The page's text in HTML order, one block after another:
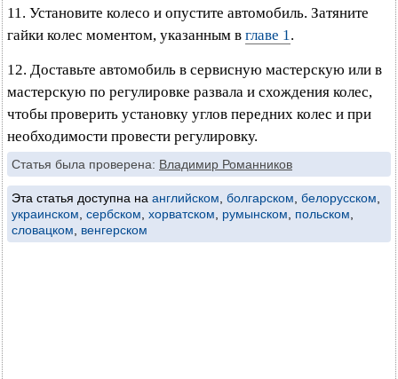
11. Установите колесо и опустите автомобиль. Затяните
гайки колес моментом, указанным в главе 1.
12. Доставьте автомобиль в сервисную мастерскую или в
мастерскую по регулировке развала и схождения колес,
чтобы проверить установку углов передних колес и при
необходимости провести регулировку.
Статья была проверена: Владимир Романников
Эта статья доступна на английском болгарском белорусском
украинском сербском хорватском румынском польском
словацком
венгерском